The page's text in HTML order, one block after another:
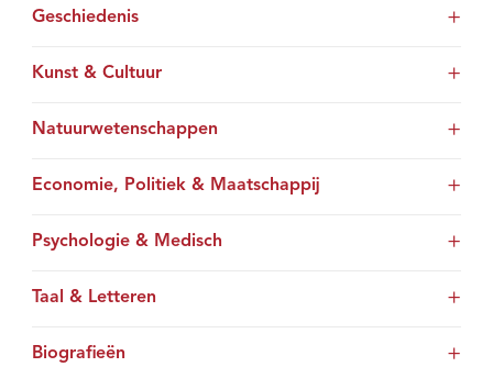
Geschiedenis
Kunst & Cultuur
Natuurwetenschappen
Economie, Politiek & Maatschappij
Psychologie & Medisch
Taal & Letteren
Biografieën